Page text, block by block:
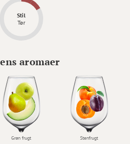
Stil
Tør
aromaer
Grøn frugt Stenfrugt